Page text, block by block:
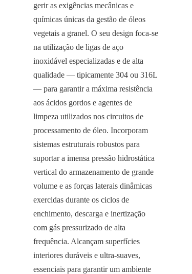
gerir as exigências mecânicas e
químicas únicas da gestão de óleos
vegetais a granel. O seu design foca-se
na utilização de ligas de aço
inoxidável especializadas e de alta
qualidade — tipicamente 304 ou 316L
— para garantir a máxima resistência
aos ácidos gordos e agentes de
limpeza utilizados nos circuitos de
processamento de óleo. Incorporam
sistemas estruturais robustos para
suportar a imensa pressão hidrostática
vertical do armazenamento de grande
volume e as forças laterais dinâmicas
exercidas durante os ciclos de
enchimento, descarga e inertização
com gás pressurizado de alta
frequência. Alcançam superfícies
interiores duráveis e ultra-suaves,
essenciais para garantir um ambiente